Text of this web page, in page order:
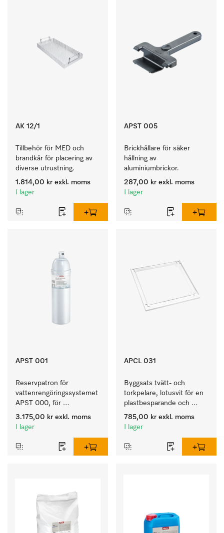
AK 12/1
Tillbehör för MED och
brandkår för placering av
diverse utrustning.
1.814,00 kr exkl. moms
I lager
APST 005
Brickhållare för säker
hållning av
aluminiumbrickor.
287,00 kr exkl. moms
I lager
APST 001
Reservpatron för
vattenrengöringssystemet
APST 000, för
färdigställande av AD-
vatten.
3.175,00 kr exkl. moms
I lager
APCL 031
Byggsats tvätt- och
torkpelare, lotusvit för en
plastbesparande och
säker montering i en
tvätt/tork-pelare.
785,00 kr exkl. moms
I lager